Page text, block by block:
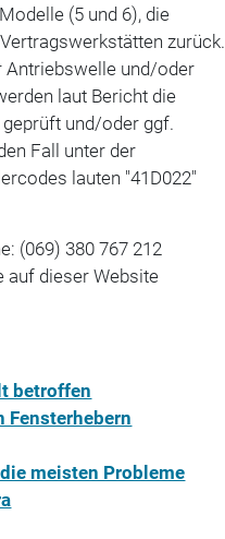
(5 und 6), die
zurück.
Antriebswelle und/oder
laut Bericht die
und/oder ggf.
Fall unter der
lauten "41D022"
(069) 380 767 212
auf dieser Website
betroffen
Fensterhebern
meisten Probleme